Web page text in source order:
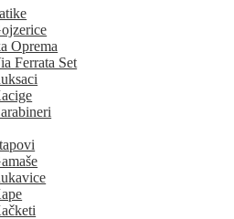
Oprema
Ferrata Set